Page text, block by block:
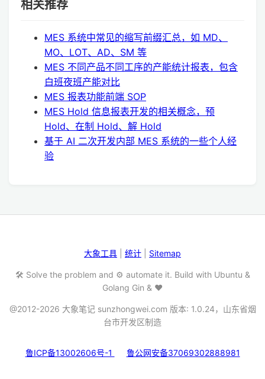
相关推荐
MES 系统中常见的缩写前缀汇总，如 MD、
MO、LOT、AD、SM 等
MES 不同产品不同工序的产能统计报表，包含
白班夜班产能对比
MES 报表功能前端 SOP
MES Hold 信息报表开发的相关概念，预
Hold、在制 Hold、解 Hold
基于 AI 二次开发内部 MES 系统的一些个人经
验
大象工具 统计 Sitemap
🛠️ Solve the problem and ⚙️ automate it. Build with Ubuntu &
Golang Gin & ❤️
@2012-2026 大象笔记 sunzhongwei.com 版本: 1.0.24，山东省烟
台市开发区制造
鲁ICP备13002606号-1 鲁公网安备37069302888981